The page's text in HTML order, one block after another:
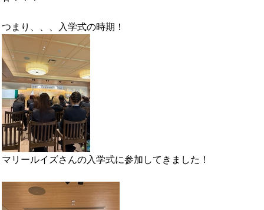
つまり、、、入学式の時期！
マリールイズさんの入学式に参加してきました！